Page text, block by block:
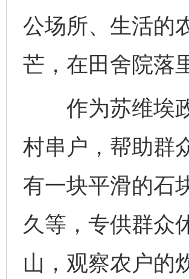
公场所、生活的
芒，在田舍院落
作为苏维埃政
村串户，帮助群
有一块平滑的石
久等，专供群众
山，观察农户的